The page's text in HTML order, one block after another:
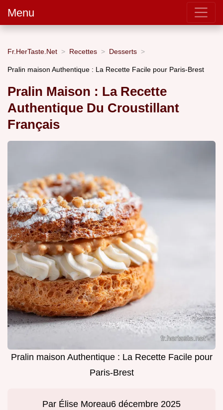
Menu
Fr.HerTaste.Net Recettes Desserts
Pralin maison Authentique : La Recette Facile pour Paris-Brest
Pralin Maison : La Recette
Authentique Du Croustillant
Français
Pralin maison Authentique : La Recette Facile pour
Paris-Brest
Par Élise Moreau6 décembre 2025